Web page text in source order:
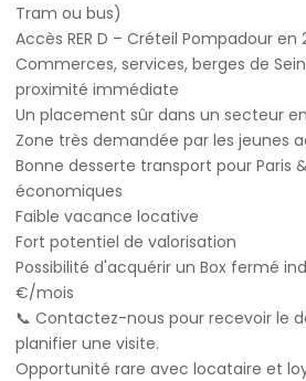
Tram ou bus)
Accès RER D – Créteil Pompadour en
Commerces, services, berges de
proximité immédiate
Un placement sûr dans un secteur
Zone très demandée par les jeunes
Bonne desserte transport pour Paris
économiques
Faible vacance locative
Fort potentiel de valorisation
Possibilité d'acquérir un Box fermé
€/mois
📞 Contactez-nous pour recevoir le
planifier une visite.
Opportunité rare avec locataire et